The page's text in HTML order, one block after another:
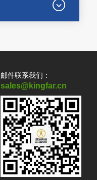
邮件联系我们：
sales@kingfar.cn